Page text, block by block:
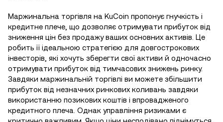
Маржинальна торгівля на KuCoin пропонує гнучкість і
кредитне плече, що дозволяє отримувати прибуток від
зниження цін без продажу ваших основних активів. Це
робить її ідеальною стратегією для довгострокових
інвесторів, які хочуть зберегти свої активи й одночасно
отримувати прибуток від тимчасових знижень ринку.
Завдяки маржинальній торгівлі ви можете збільшити
прибуток від незначних ринкових коливань завдяки
використанню позикових коштів і впровадженого
кредитного плеча. Однак управління ризиками є